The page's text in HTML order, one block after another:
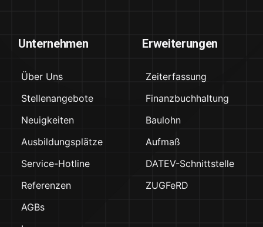
Erweiterungen
Zeiterfassung
Finanzbuchhaltung
Baulohn
Aufmaß
DATEV-Schnittstelle
ZUGFeRD
Unternehmen
Über Uns
Stellenangebote
Neuigkeiten
Ausbildungsplätze
Service-Hotline
Referenzen
AGBs